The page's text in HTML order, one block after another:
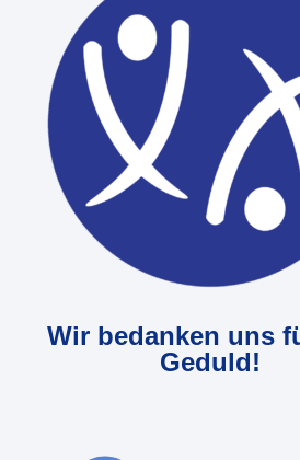
Wir bedanken uns
Geduld!